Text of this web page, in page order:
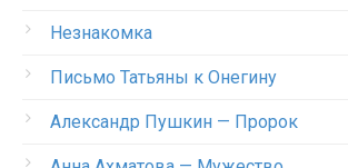
Незнакомка
Письмо Татьяны к Онегину
Александр Пушкин — Пророк